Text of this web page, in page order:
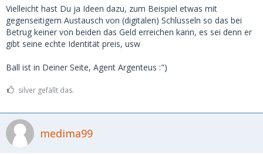
Vielleicht hast Du ja Ideen dazu, zum Beispiel etwas mit
gegenseitigem Austausch von (digitalen) Schlüsseln so das bei
Betrug keiner von beiden das Geld erreichen kann, es sei denn er
gibt seine echte Identität preis, usw
Ball ist in Deiner Seite, Agent Argenteus :")
silver gefällt das.
medima99